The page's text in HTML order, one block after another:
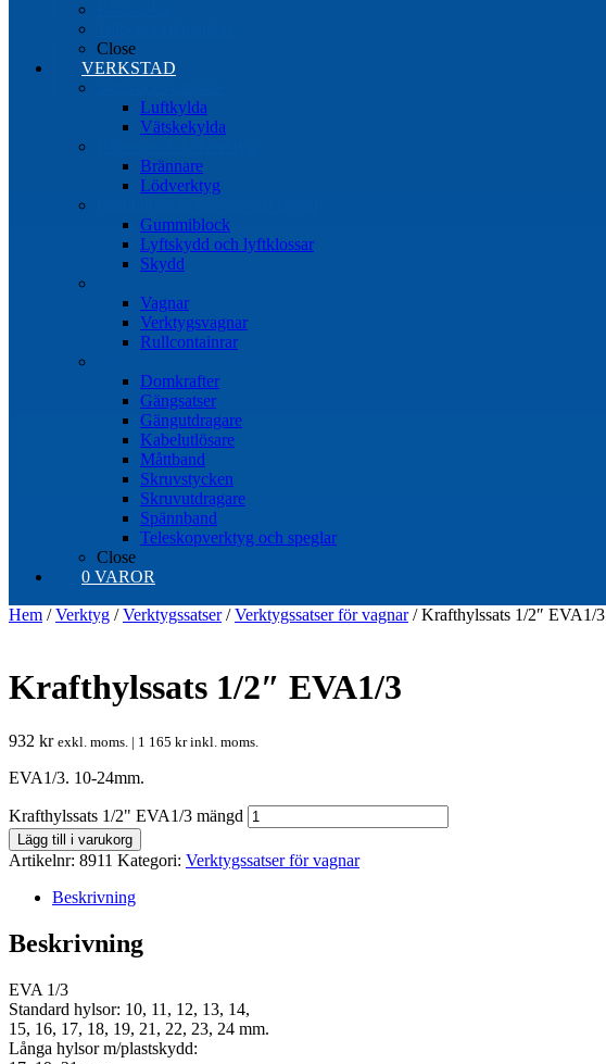
Close
VERKSTAD
Luftkylda
Vätskekylda
Brännare
Lödverktyg
Gummiblock
Lyftskydd och lyftklossar
Skydd
Vagnar
Verktygsvagnar
Rullcontainrar
Domkrafter
Gängsatser
Gängutdragare
Kabelutlösare
Måttband
Skruvstycken
Skruvutdragare
Spännband
Teleskopverktyg och speglar
Close
0 VAROR
Hem /Verktyg /Verktygssatser/Verktygssatser för vagnar/ Krafthylssats 1/2″ EVA1/3
Krafthylssats 1/2″ EVA1/3
932 kr exkl. moms. | 1 165 krinkl. moms.
EVA1/3. 10-24mm.
Krafthylssats 1/2" EVA1/3 mängd
Lägg till i varukorg
Artikelnr: 8911 Kategori: Verktygssatser för vagnar
Beskrivning
Beskrivning
EVA 1/3
Standard hylsor: 10, 11, 12, 13, 14,
15, 16, 17, 18, 19, 21, 22, 23, 24 mm.
Långa hylsor m/plastskydd: